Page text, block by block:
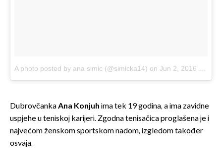
A photo posted by ana simic (@simicka14) on Jun 2, 2016 at 10:40am PDT
DubrovčankaAna Konjuh ima tek 19 godina, a ima zavidne
uspjehe u teniskoj karijeri. Zgodna tenisačica proglašena je i
najvećom ženskom sportskom nadom, izgledom također
osvaja.